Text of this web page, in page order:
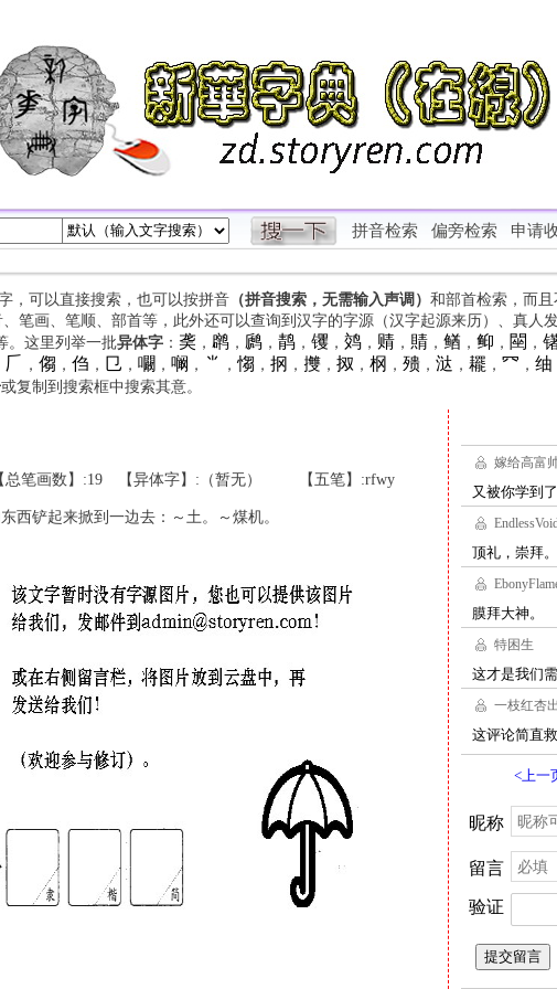
拼音检索 偏旁检索 申请
，可以直接搜索，也可以按拼音（拼音搜索，无需输入声调） 和部首检索，而
笔画、笔顺、部首等，此外还可以查询到汉字的字源（汉字起源来历）、真人
。这里列举一批异体字： 䶮 ， 䴙， 䴘， 䴖， 䦆， 䴔， 䞍， 䝼， 䲡 ， 䲟 ， 䦟 ，
𠂆 ， 㑳 ， 㑇 ， 㔾 ， 㘚 ， 㘎 ， ⺌ ， 㥮 ， 㧏 ， 㩳， 㧐 ， 㭎 ， 㱮， 㳠 ， 䎱 ， ⺳ ， 䌷
或复制到搜索框中搜索其意。
总笔画数】:19 【异体字】:（暂无） 【五笔】:rfwy
西铲起来掀到一边去：～土。～煤机。